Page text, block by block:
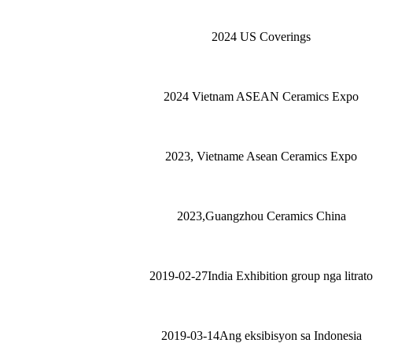
2024 US Coverings
2024 Vietnam ASEAN Ceramics Expo
2023, Vietname Asean Ceramics Expo
2023,Guangzhou Ceramics China
2019-02-27India Exhibition group nga litrato
2019-03-14Ang eksibisyon sa Indonesia